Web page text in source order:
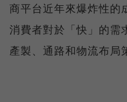
商平台近年來爆炸性的
消費者對於「快」的需
產製、通路和物流布局